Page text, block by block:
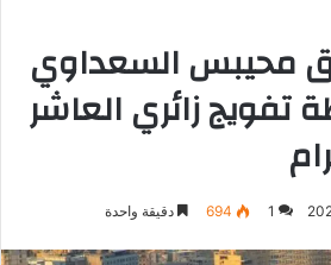
محيبس السعداوي
تفويج زائري العاشر
1
694 دقيقة واحدة